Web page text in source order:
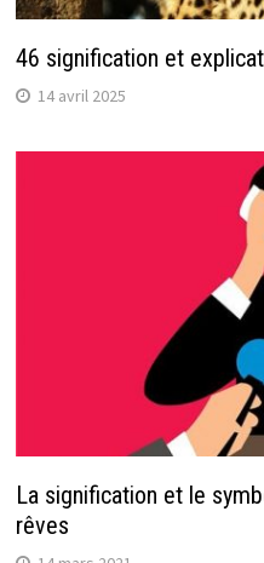
46 signification et
14 avril 2025
La signification et le
rêves